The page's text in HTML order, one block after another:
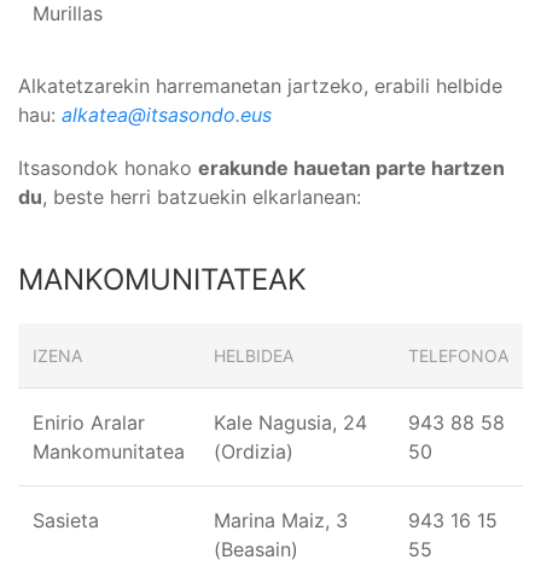
Murillas
Alkatetzarekin harremanetan jartzeko, erabili helbide
hau: alkatea@itsasondo.eus
Itsasondok honako erakunde hauetan parte hartzen
du, beste herri batzuekin elkarlanean:
MANKOMUNITATEAK
IZENA HELBIDEA TELEFONOA
Enirio Aralar
Mankomunitatea
Kale Nagusia, 24
(Ordizia)
943 88 58
50
Sasieta
Marina Maiz, 3
(Beasain)
943 16 15
55